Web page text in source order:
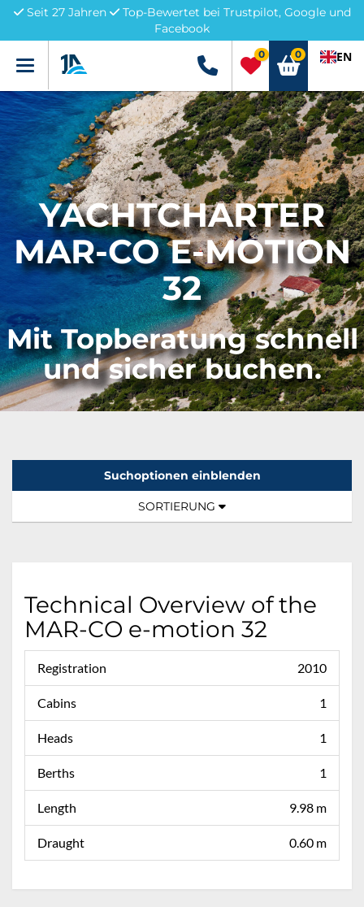
Seit 27 Jahren
Top-Bewertet bei Trustpilot, Google und
Facebook
Menü +49 5741 3222690
0 0 EN
YACHTCHARTER
MAR-CO E-MOTION
32
Mit Topberatung schnell
und sicher buchen.
Suchoptionen einblenden
TOGGLE NAVIGATION
SORTIERUNG
Technical Overview of the
MAR-CO e-motion 32
Registration 2010
Cabins 1
Heads 1
Berths 1
Length 9.98 m
Draught 0.60 m